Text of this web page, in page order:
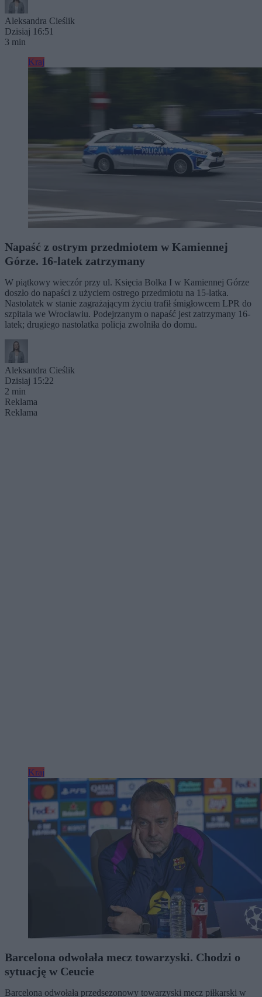
Aleksandra Cieślik
Dzisiaj 16:51
3 min
Kraj
Napaść z ostrym przedmiotem w Kamiennej
Górze. 16-latek zatrzymany
W piątkowy wieczór przy ul. Księcia Bolka I w Kamiennej Górze
doszło do napaści z użyciem ostrego przedmiotu na 15-latka.
Nastolatek w stanie zagrażającym życiu trafił śmigłowcem LPR do
szpitala we Wrocławiu. Podejrzanym o napaść jest zatrzymany 16-
latek; drugiego nastolatka policja zwolniła do domu.
Aleksandra Cieślik
Dzisiaj 15:22
2 min
Reklama
Reklama
Kraj
Barcelona odwołała mecz towarzyski. Chodzi o
sytuację w Ceucie
Barcelona odwołała przedsezonowy towarzyski mecz piłkarski w